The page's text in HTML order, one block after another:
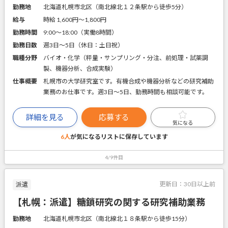
勤務地
北海道札幌市北区（南北線北１２条駅から徒歩5分）
給与
時給 1,600円〜1,800円
勤務時間
9:00～18:00（実働8時間）
勤務日数
週3日～5日（休日：土日祝）
職種分野
バイオ・化学（秤量・サンプリング・分注、前処理・試薬調
製、機器分析、合成実験）
仕事概要
札幌市の大学研究室です。有機合成や機器分析などの研究補助
業務のお仕事です。週3日～5日、勤務時間も相談可能です。
詳細を見る 応募する
気になる
6人が気になるリストに保存しています
4/9件目
派遣 更新日： 30日以上前
【札幌：派遣】糖鎖研究の関する研究補助業務
勤務地
北海道札幌市北区（南北線北１８条駅から徒歩15分）